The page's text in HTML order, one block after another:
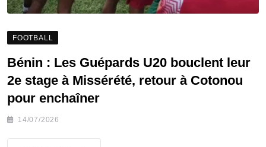
FOOTBALL
Bénin : Les Guépards U20 bouclent leur
2e stage à Missérété, retour à Cotonou
pour enchaîner
14/07/2026